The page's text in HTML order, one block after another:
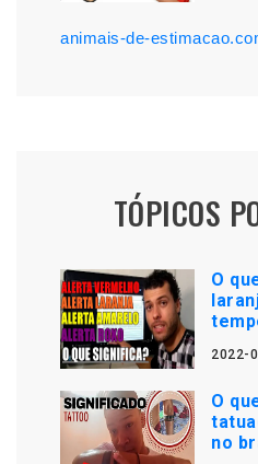
animais-de-
TÓPICOS
O
2022-
O
no